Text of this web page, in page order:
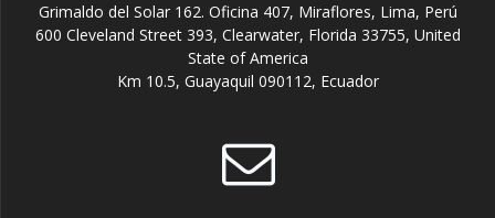
Grimaldo del Solar 162. Oficina 407, Miraflores, Lima, Perú
600 Cleveland Street 393, Clearwater, Florida 33755, United
State of America
Km 10.5, Guayaquil 090112, Ecuador